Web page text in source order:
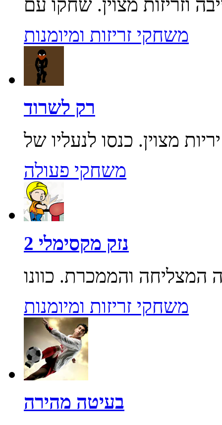
משחקי זריזות ומיומנות
רק לשרוד
משחקי פעולה
נזק מקסימלי 2
משחקי זריזות ומיומנות
בעיטה מהירה